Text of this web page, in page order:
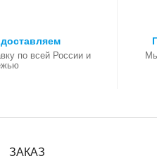
по всей России и
ЗАКАЗ